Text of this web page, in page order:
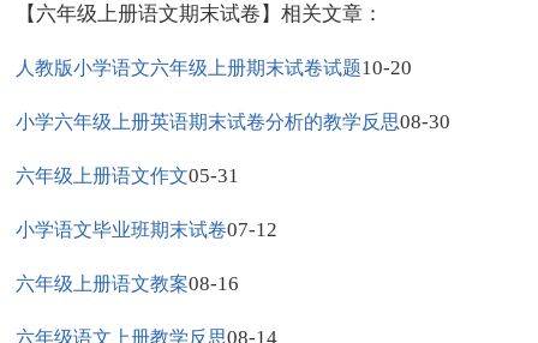
【六年级上册语文期末试卷】相关文章：
人教版小学语文六年级上册期末试卷试题10-20
小学六年级上册英语期末试卷分析的教学反思08-30
六年级上册语文作文05-31
小学语文毕业班期末试卷07-12
六年级上册语文教案08-16
六年级语文上册教学反思08-14